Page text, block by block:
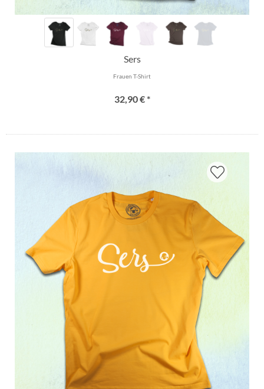
Sers
Frauen T-Shirt
32,90 € *